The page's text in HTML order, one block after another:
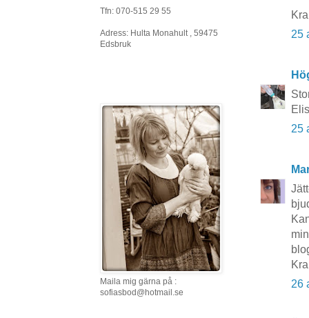
25
25
26
Tfn: 070-515 29 55
Adress: Hulta Monahult , 59475
Edsbruk
Maila mig gärna på :
sofiasbod@hotmail.se